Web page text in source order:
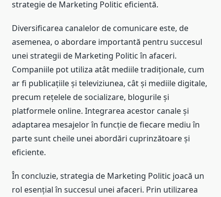
strategie de Marketing Politic eficientă.
Diversificarea canalelor de comunicare este, de
asemenea, o abordare importantă pentru succesul
unei strategii de Marketing Politic în afaceri.
Companiile pot utiliza atât mediile tradiționale, cum
ar fi publicațiile și televiziunea, cât și mediile digitale,
precum rețelele de socializare, blogurile și
platformele online. Integrarea acestor canale și
adaptarea mesajelor în funcție de fiecare mediu în
parte sunt cheile unei abordări cuprinzătoare și
eficiente.
În concluzie, strategia de Marketing Politic joacă un
rol esențial în succesul unei afaceri. Prin utilizarea